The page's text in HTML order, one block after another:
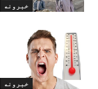
خبرونه
خبرونه